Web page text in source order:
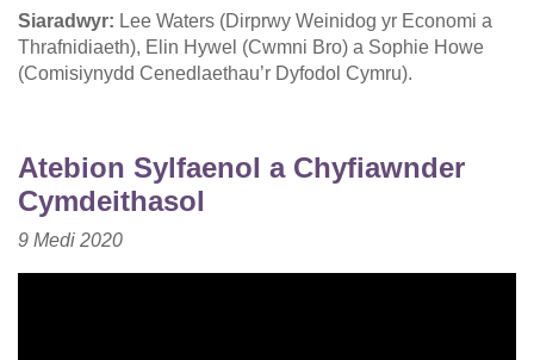
Siaradwyr: Lee Waters (Dirprwy Weinidog yr Economi a
Thrafnidiaeth), Elin Hywel (Cwmni Bro) a Sophie Howe
(Comisiynydd Cenedlaethau’r Dyfodol Cymru).
Atebion Sylfaenol a Chyfiawnder
Cymdeithasol
9 Medi 2020